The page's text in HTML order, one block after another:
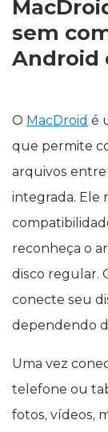
sem
Android
O MacDroid é
que permite
arquivos entre
integrada. Ele
reconheça o
disco regular.
conecte seu
dependendo
Uma vez
telefone ou
fotos, vídeos,